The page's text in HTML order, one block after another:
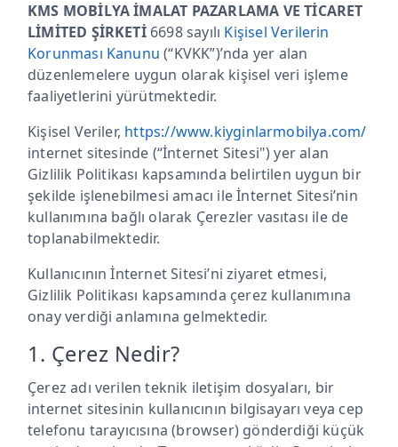
KMS MOBİLYA İMALAT PAZARLAMA VE TİCARET
LİMİTED ŞİRKETİ6698 sayılı Kişisel Verilerin
Korunması Kanunu (“KVKK”)’nda yer alan
düzenlemelere uygun olarak kişisel veri işleme
faaliyetlerini yürütmektedir.
Kişisel Veriler, https://www.kiyginlarmobilya.com/
internet sitesinde (“İnternet Sitesi") yer alan
Gizlilik Politikası kapsamında belirtilen uygun bir
şekilde işlenebilmesi amacı ile İnternet Sitesi’nin
kullanımına bağlı olarak Çerezler vasıtası ile de
toplanabilmektedir.
Kullanıcının İnternet Sitesi’ni ziyaret etmesi,
Gizlilik Politikası kapsamında çerez kullanımına
onay verdiği anlamına gelmektedir.
1. Çerez Nedir?
Çerez adı verilen teknik iletişim dosyaları, bir
internet sitesinin kullanıcının bilgisayarı veya cep
telefonu tarayıcısına (browser) gönderdiği küçük